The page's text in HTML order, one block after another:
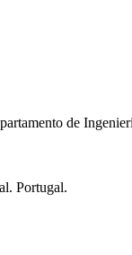
de
Portugal.